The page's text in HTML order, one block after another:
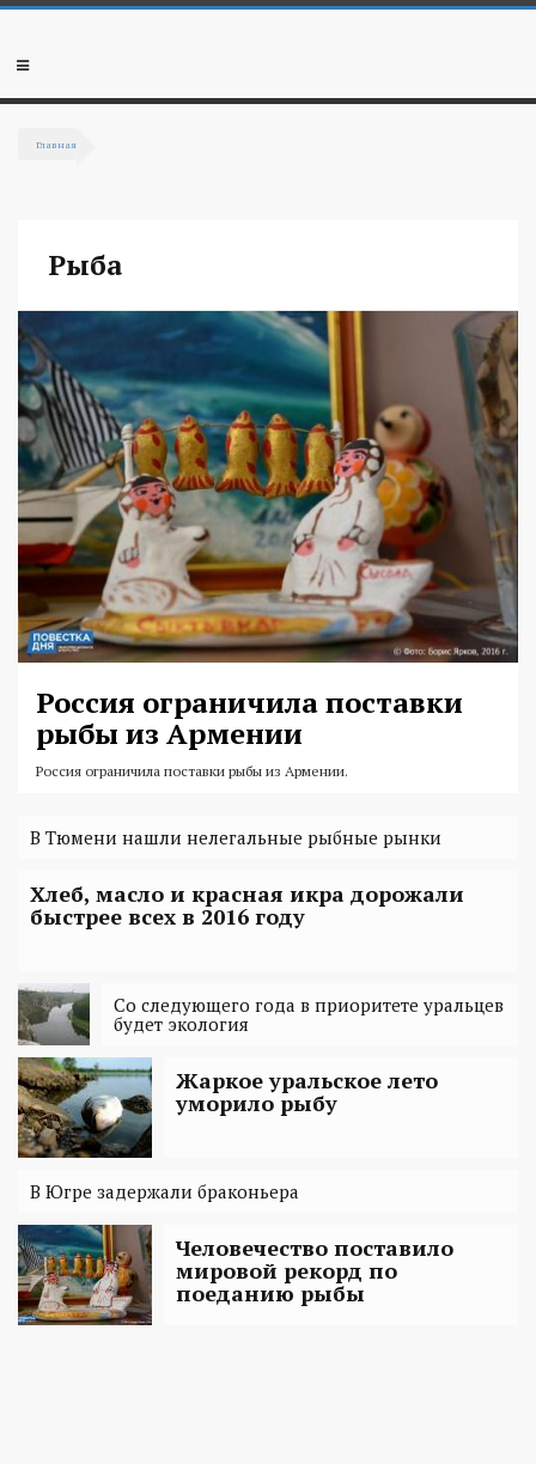
Перейти к основному содержанию
Мобильное
Главная
Рыба
Россия ограничила поставки
рыбы из Армении
Россия ограничила поставки рыбы из Армении.
В Тюмени нашли нелегальные рыбные рынки
Хлеб, масло и красная икра дорожали
быстрее всех в 2016 году
Со следующего года в приоритете уральцев
будет экология
Жаркое уральское лето
уморило рыбу
В Югре задержали браконьера
Человечество поставило
мировой рекорд по
поеданию рыбы